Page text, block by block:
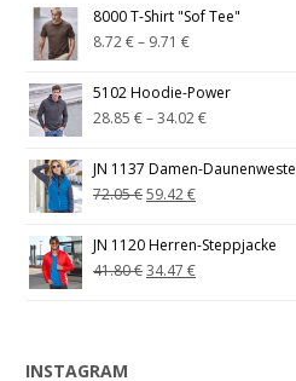
8000 T-Shirt "Sof Tee"
8.72€– 9.71€
5102 Hoodie-Power
28.85€–34.02€
JN 1137 Damen-Daunenweste
72.05€59.42€
JN 1120 Herren-Steppjacke
41.80€34.47€
INSTAGRAM